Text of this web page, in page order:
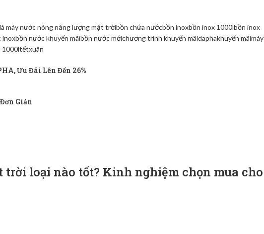
máy nước nóng năng lượng mặt trờibồn chứa nướcbồn inoxbồn inox 1000lbồn inox
inoxbồn nước khuyến mãibồn nước mớichương trình khuyến mãidaphakhuyến mãimáy
tếtxuân
Ưu Đãi Lên Đến 26%
Giản
loại nào tốt? Kinh nghiệm chọn mua cho